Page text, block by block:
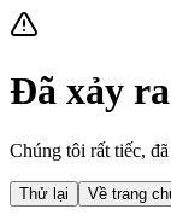
Đã xảy
Chúng tôi rất tiếc,
Thử lại Về trang